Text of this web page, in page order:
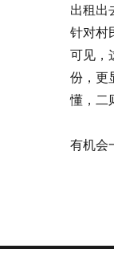
出租出
针对村
可见，
份，更
懂，二
有机会